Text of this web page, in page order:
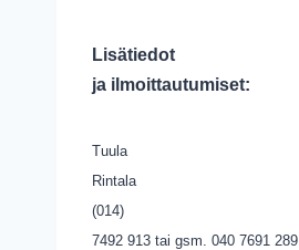
Lisätiedot
ja ilmoittautumiset:
Tuula
Rintala
(014)
7492 913 tai gsm. 040 7691 289